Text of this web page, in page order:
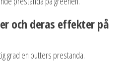
och deras effekter på
grad en putters prestanda.